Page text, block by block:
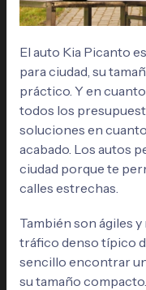
El auto Kia Picanto
para ciudad, su
práctico. Y en
todos los
soluciones en
acabado. Los autos
ciudad porque te
calles estrechas.
También son ágiles
tráfico denso típico
sencillo encontrar
su tamaño